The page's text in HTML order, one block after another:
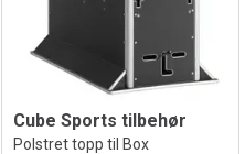
Cube Sports tilbehør
Polstret topp til Box